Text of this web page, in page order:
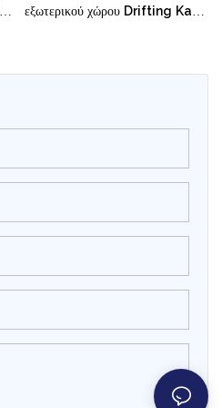
εξωτερικού χώρου Drifting Kart